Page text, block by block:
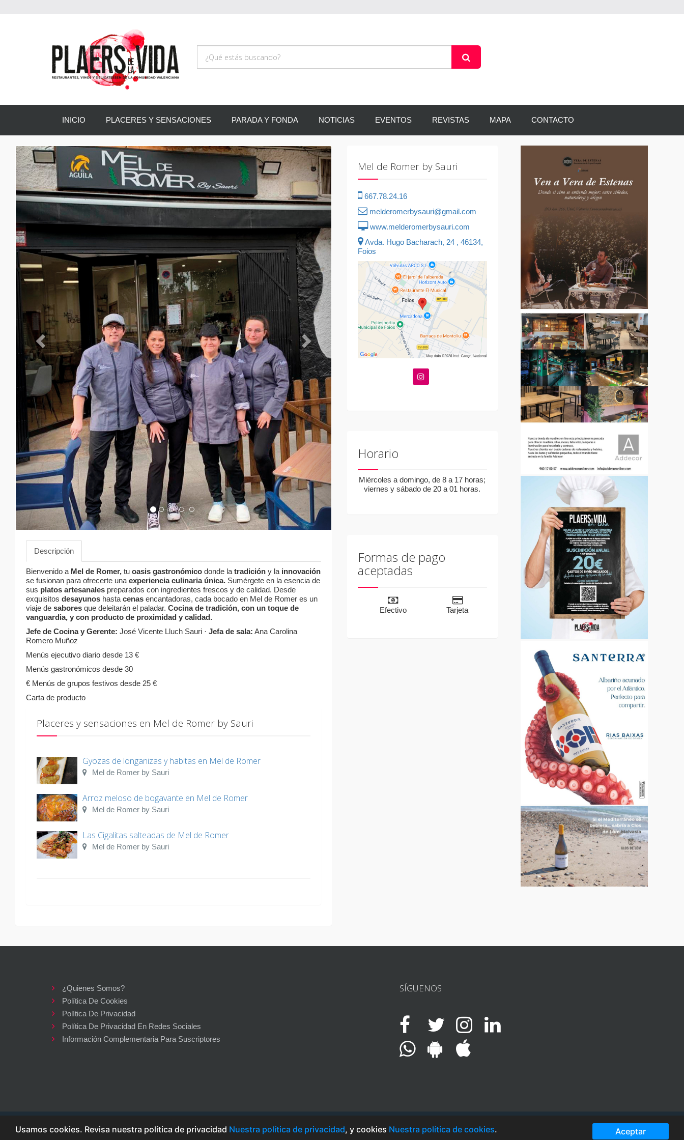
INICIO PLACERES Y SENSACIONES PARADA Y FONDA NOTICIAS EVENTOS REVISTAS MAPA CONTACTO
Anterior Siguiente
Descripción
Bienvenido a Mel de Romer, tu oasis gastronómico donde la tradición y la innovación
se fusionan para ofrecerte una experiencia culinaria única. Sumérgete en la esencia de
sus platos artesanales preparados con ingredientes frescos y de calidad. Desde
exquisitos desayunos hasta cenas encantadoras, cada bocado en Mel de Romer es un
viaje de sabores que deleitarán el paladar. Cocina de tradición, con un toque de
vanguardia, y con producto de proximidad y calidad.
Jefe de Cocina y Gerente: José Vicente Lluch Sauri · Jefa de sala: Ana Carolina
Romero Muñoz
Menús ejecutivo diario desde 13 €
Menús gastronómicos desde 30
€ Menús de grupos festivos desde 25 €
Carta de producto
Placeres y sensaciones en Mel de Romer by Sauri
Gyozas de longanizas y habitas en Mel de Romer
Mel de Romer by Sauri
Arroz meloso de bogavante en Mel de Romer
Mel de Romer by Sauri
Las Cigalitas salteadas de Mel de Romer
Mel de Romer by Sauri
Mel de Romer by Sauri
667.78.24.16
melderomerbysauri@gmail.com
www.melderomerbysauri.com
Avda. Hugo Bacharach, 24 , 46134,
Foios
Horario
Miércoles a domingo, de 8 a 17 horas;
viernes y sábado de 20 a 01 horas.
Formas de pago
aceptadas
Efectivo Tarjeta
¿Quienes Somos?
Política De Cookies
Política De Privacidad
Política De Privacidad En Redes Sociales
Información Complementaria Para Suscriptores
SÍGUENOS
©PLAERS de la VIDA-DISEÑO Y DESARROLLO WEB: INNOBING Aceptar
Usamos cookies. Revisa nuestra política de privacidad Nuestra política de privacidad, y cookies Nuestra política de cookies.